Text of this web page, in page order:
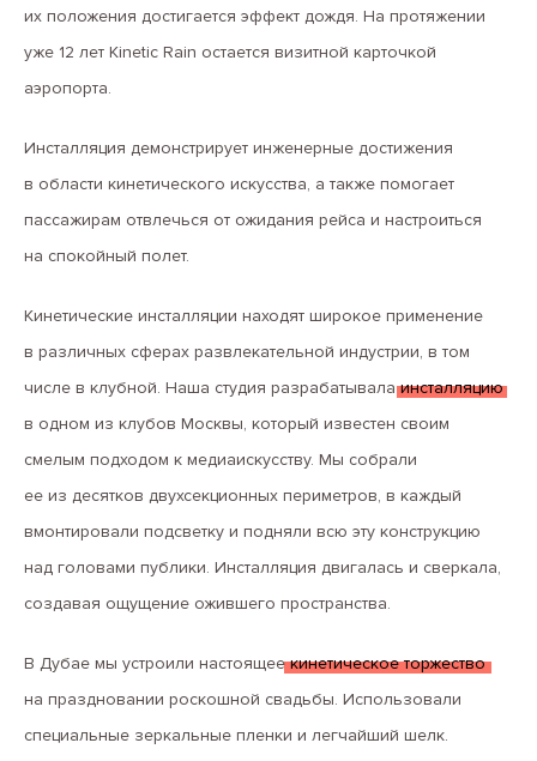
их положения достигается эффект дождя. На протяжении
уже 12 лет Kinetic Rain остается визитной карточкой
аэропорта.
Инсталляция демонстрирует инженерные достижения
в области кинетического искусства, а также помогает
пассажирам отвлечься от ожидания рейса и настроиться
на спокойный полет.
Кинетические инсталляции находят широкое применение
в различных сферах развлекательной индустрии, в том
числе в клубной. Наша студия разрабатывалаинсталляцию
в одном из клубов Москвы, который известен своим
смелым подходом к медиаискусству. Мы собрали
ее из десятков двухсекционных периметров, в каждый
вмонтировали подсветку и подняли всю эту конструкцию
над головами публики. Инсталляция двигалась и сверкала,
создавая ощущение ожившего пространства.
В Дубае мы устроили настоящеекинетическое торжество
на праздновании роскошной свадьбы. Использовали
специальные зеркальные пленки и легчайший шелк.